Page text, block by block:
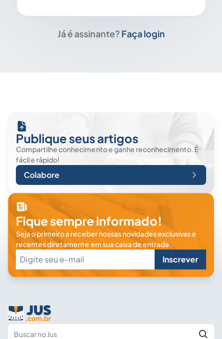
Já é assinante? Faça login
Publique seus artigos
Compartilhe conhecimento e ganhe reconhecimento. É
fácil e rápido!
Colabore
Fique sempre informado!
Seja o primeiro a receber nossas novidades exclusivas e
recentes diretamente em sua caixa de entrada.
Inscrever